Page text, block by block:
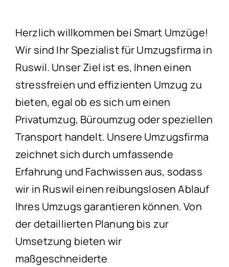
Herzlich willkommen bei Smart Umzüge!
Wir sind Ihr Spezialist für Umzugsfirma in
Ruswil. Unser Ziel ist es, Ihnen einen
stressfreien und effizienten Umzug zu
bieten, egal ob es sich um einen
Privatumzug, Büroumzug oder speziellen
Transport handelt. Unsere Umzugsfirma
zeichnet sich durch umfassende
Erfahrung und Fachwissen aus, sodass
wir in Ruswil einen reibungslosen Ablauf
Ihres Umzugs garantieren können. Von
der detaillierten Planung bis zur
Umsetzung bieten wir
maßgeschneiderte